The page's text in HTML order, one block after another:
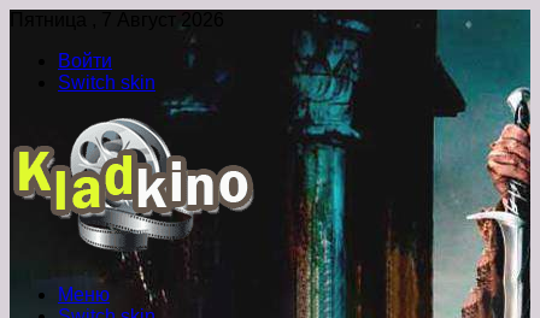
Пятница , 7 Август 2026
Войти
Switch skin
Меню